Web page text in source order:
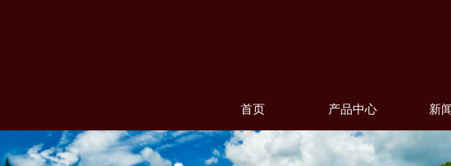
首页 产品中心 新